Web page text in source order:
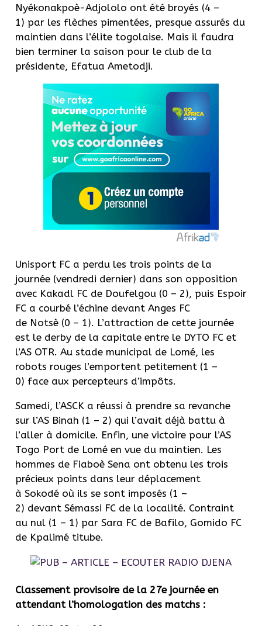
Nyékonakpoè-Adjololo ont été broyés (4 –
1) par les flèches pimentées, presque assurés du
maintien dans l’élite togolaise. Mais il faudra
bien terminer la saison pour le club de la
présidente, Efatua Ametodji.
Unisport FC a perdu les trois points de la
journée (vendredi dernier) dans son opposition
avec Kakadl FC de Doufelgou (0 – 2), puis Espoir
FC a courbé l’échine devant Anges FC
de Notsè (0 – 1). L’attraction de cette journée
est le derby de la capitale entre le DYTO FC et
l’AS OTR. Au stade municipal de Lomé, les
robots rouges l’emportent petitement (1 –
0) face aux percepteurs d’impôts.
Samedi, l’ASCK a réussi à prendre sa revanche
sur l’AS Binah (1 – 2) qui l’avait déjà battu à
l’aller à domicile. Enfin, une victoire pour l’AS
Togo Port de Lomé en vue du maintien. Les
hommes de Fiaboè Sena ont obtenu les trois
précieux points dans leur déplacement
à Sokodé où ils se sont imposés (1 –
2) devant Sémassi FC de la localité. Contraint
au nul (1 – 1) par Sara FC de Bafilo, Gomido FC
de Kpalimé titube.
Classement provisoire de la 27e journée en
attendant l’homologation des matchs :